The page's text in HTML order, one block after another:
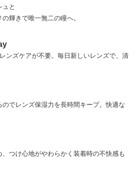
と
輝きで唯一無二の瞳へ。
ンズケアが不要。毎日新しいレンズで、清
でレンズ保湿力を長時間キープ。快適な
つけ心地がやわらかく装着時の不快感も